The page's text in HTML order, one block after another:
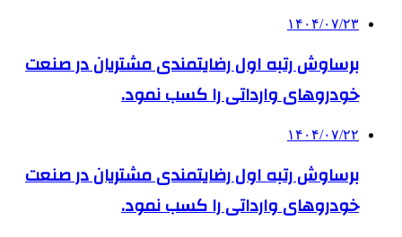
۱۴۰۴/۰۷/۲۳
برساوش رتبه اول رضایتمندی مشتریان در صنعت
خودروهای وارداتی را کسب نمود.
۱۴۰۴/۰۷/۲۲
برساوش رتبه اول رضایتمندی مشتریان در صنعت
خودروهای وارداتی را کسب نمود.